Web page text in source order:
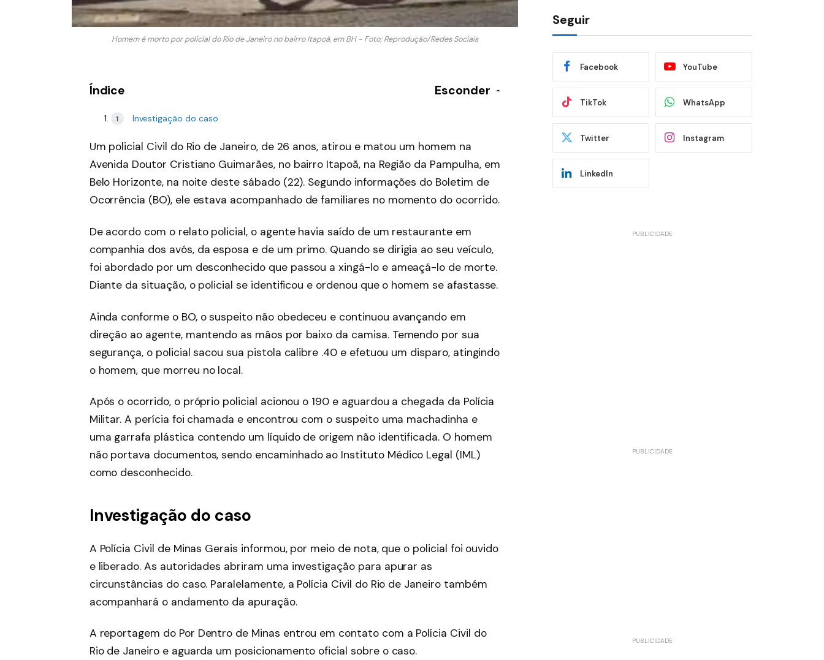
Homem é morto por policial do Rio de Janeiro no bairro Itapoã, em BH - Foto; Reprodução/Redes Sociais
Índice Esconder
Investigação do caso
Um policial Civil do Rio de Janeiro, de 26 anos, atirou e matou um homem na
Avenida Doutor Cristiano Guimarães, no bairro Itapoã, na Região da Pampulha, em
Belo Horizonte, na noite deste sábado (22). Segundo informações do Boletim de
Ocorrência (BO), ele estava acompanhado de familiares no momento do ocorrido.
De acordo com o relato policial, o agente havia saído de um restaurante em
companhia dos avós, da esposa e de um primo. Quando se dirigia ao seu veículo,
foi abordado por um desconhecido que passou a xingá-lo e ameaçá-lo de morte.
Diante da situação, o policial se identificou e ordenou que o homem se afastasse.
Ainda conforme o BO, o suspeito não obedeceu e continuou avançando em
direção ao agente, mantendo as mãos por baixo da camisa. Temendo por sua
segurança, o policial sacou sua pistola calibre .40 e efetuou um disparo, atingindo
o homem, que morreu no local.
Após o ocorrido, o próprio policial acionou o 190 e aguardou a chegada da Polícia
Militar. A perícia foi chamada e encontrou com o suspeito uma machadinha e
uma garrafa plástica contendo um líquido de origem não identificada. O homem
não portava documentos, sendo encaminhado ao Instituto Médico Legal (IML)
como desconhecido.
Investigação do caso
A Polícia Civil de Minas Gerais informou, por meio de nota, que o policial foi ouvido
e liberado. As autoridades abriram uma investigação para apurar as
circunstâncias do caso. Paralelamente, a Polícia Civil do Rio de Janeiro também
acompanhará o andamento da apuração.
A reportagem do Por Dentro de Minas entrou em contato com a Polícia Civil do
Rio de Janeiro e aguarda um posicionamento oficial sobre o caso.
Seguir
Facebook YouTube
TikTok WhatsApp
Twitter Instagram
LinkedIn